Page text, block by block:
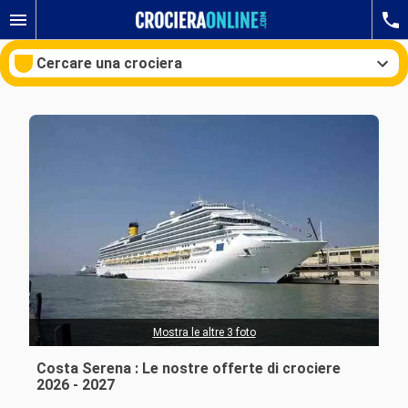
Cercare una crociera
Compagnie
Ricerca
Costa Serena : Le nostre offerte di crociere
2026 - 2027
Mostra le altre 3 foto